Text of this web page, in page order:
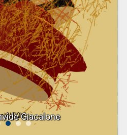
Giacalone